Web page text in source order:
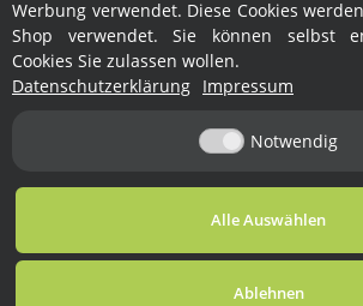
Rechtliches
* Alle Preise inkl. gesetzlicher USt., zzgl.Versand
Werbung verwendet. Diese Cookies
Shop verwendet. Sie können selbst
Cookies Sie zulassen wollen.
Datenschutzerklärung Impressum
Notwendig
Alle Auswählen
Ablehnen